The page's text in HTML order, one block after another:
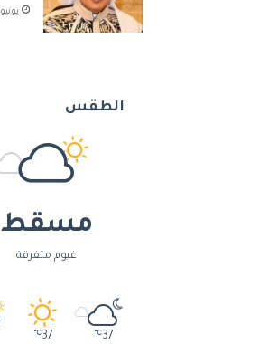
يونيو 10, 2023
الطقس
مسقط
غيوم متفرقة
37
℃
37
℃